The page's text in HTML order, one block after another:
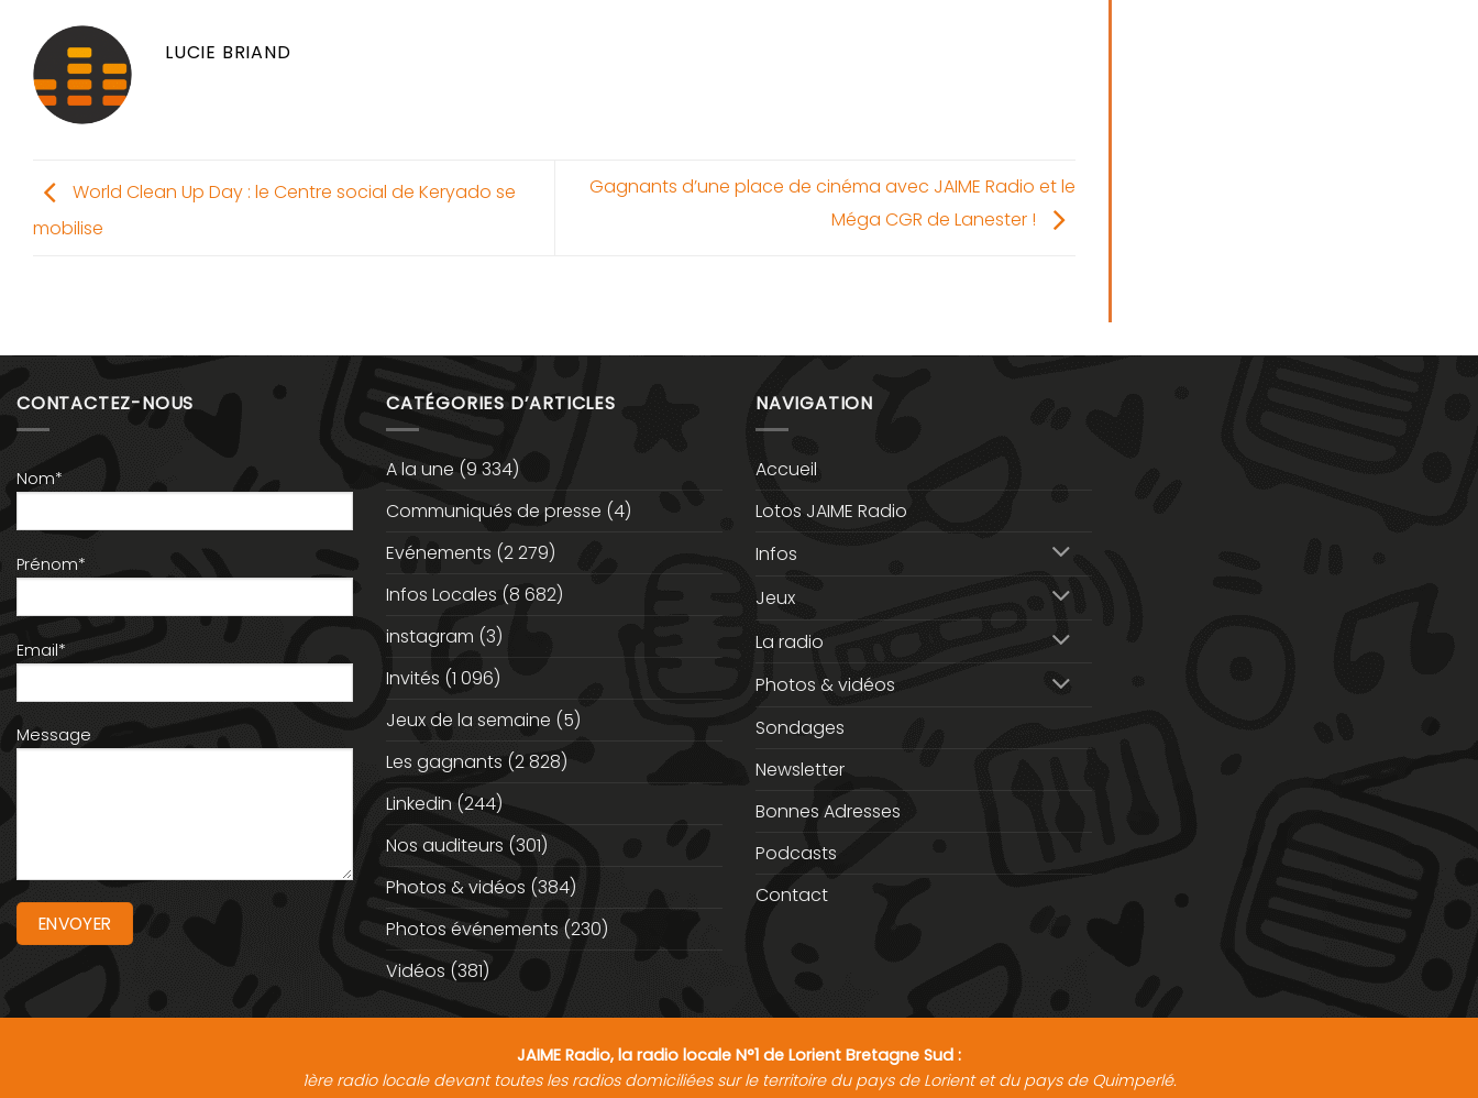
LUCIE BRIAND
World Clean Up Day : le Centre social de Keryado se
mobilise
Gagnants d’une place de cinéma avec JAIME Radio et le
Méga CGR de Lanester !
CONTACTEZ-NOUS
Nom*
Prénom*
Email*
Message
CATÉGORIES D’ARTICLES
A la une (9 334)
Communiqués de presse (4)
Evénements (2 279)
Infos Locales (8 682)
instagram (3)
Invités (1 096)
Jeux de la semaine (5)
Les gagnants (2 828)
Linkedin (244)
Nos auditeurs (301)
Photos & vidéos (384)
Photos événements (230)
Vidéos (381)
NAVIGATION
Accueil
Lotos JAIME Radio
Infos
Jeux
La radio
Photos & vidéos
Sondages
Newsletter
Bonnes Adresses
Podcasts
Contact
JAIME Radio, la radio locale N°1 de Lorient Bretagne Sud :
1ère radio locale devant toutes les radios domiciliées sur le territoire du pays de Lorient et du pays de Quimperlé.